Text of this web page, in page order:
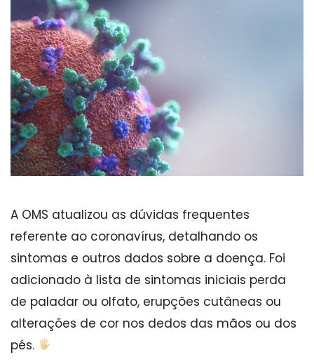
A OMS atualizou as dúvidas frequentes
referente ao coronavírus, detalhando os
sintomas e outros dados sobre a doença. Foi
adicionado à lista de sintomas iniciais perda
de paladar ou olfato, erupções cutâneas ou
alterações de cor nos dedos das mãos ou dos
pés.